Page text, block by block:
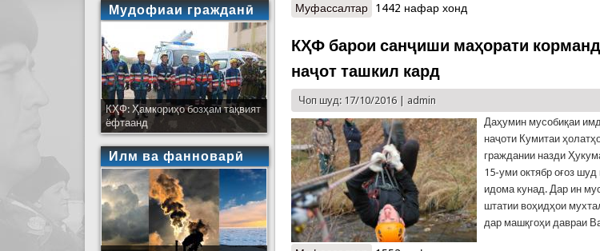
Муфассалтар о 7 нафар аз сардорони Ситодҳои
1442 нафар хонд
КҲФ барои санҷиши маҳорати
наҷот ташкил кард
Чоп шуд: 17/10/2016 | admin
Даҳумин мусобиқаи
наҷоти Кумитаи
граждании назди
15-уми октябр оғоз шуд
идома кунад. Дар ин
штатии воҳидҳои
дар машқгоҳи давраи
Мудофиаи гражданӣ
КҲФ: Ҳамкориҳо бозҳам тақвият
ёфтаанд
Илм ва фанноварӣ